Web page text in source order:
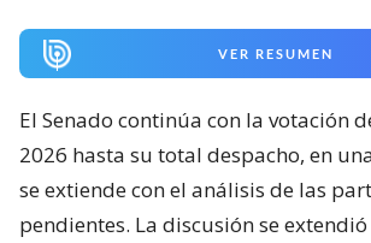
VER RESUMEN
El Senado continúa con la votación
2026 hasta su total despacho, en
se extiende con el análisis de las
pendientes. La discusión se